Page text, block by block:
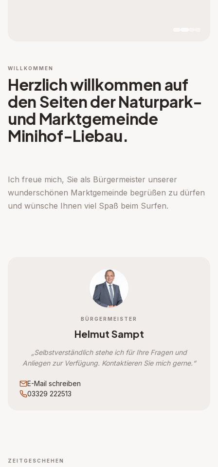
WILLKOMMEN
Herzlich willkommen auf
den Seiten der Naturpark-
und Marktgemeinde
Minihof-Liebau.
Ich freue mich, Sie als Bürgermeister unserer
wunderschönen Marktgemeinde begrüßen zu dürfen
und wünsche Ihnen viel Spaß beim Surfen.
BÜRGERMEISTER
Helmut Sampt
„Selbstverständlich stehe ich für Ihre Fragen und
Anliegen zur Verfügung. Kontaktieren Sie mich gerne.“
E-Mail schreiben
03329 222513
ZEITGESCHEHEN